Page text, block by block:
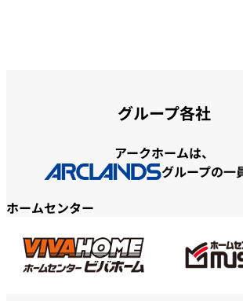
グループ各社
アークホームは、
グループの一
ホームセンター